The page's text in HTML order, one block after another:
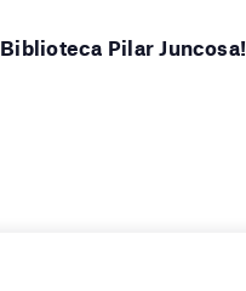
Biblioteca Pilar Juncosa!